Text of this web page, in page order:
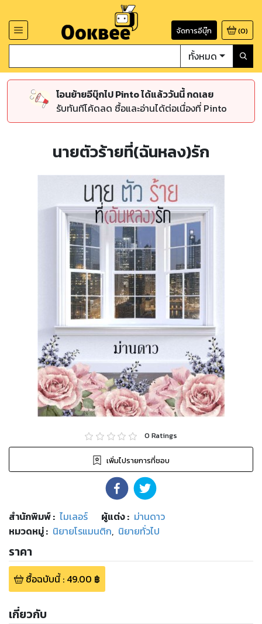
จัดการอีบุ๊ก (0)
ทั้งหมด
โอนย้ายอีบุ๊กไป Pinto ได้แล้ววันนี้ กดเลย
รับทันทีโค้ดลด ซื้อและอ่านได้ต่อเนื่องที่ Pinto
นายตัวร้ายที่(ฉันหลง)รัก
0 Ratings
เพิ่มไปรายการที่ชอบ
สำนักพิมพ์: ไมเลอร์ ผู้แต่ง : ม่านดาว
หมวดหมู่: นิยายโรแมนติก, นิยายทั่วไป
ราคา
ซื้อฉบับนี้: 49.00 ฿
เกี่ยวกับ